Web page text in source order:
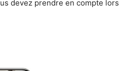
devez prendre en compte lors